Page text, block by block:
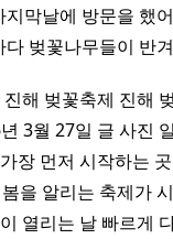
지막날에 방문을 했
다 벚꽃나무들이 반
진해 벚꽃축제 진해
3월 27일 글 사진
장 먼저 시작하는
을 알리는 축제가
열리는 날 빠르게